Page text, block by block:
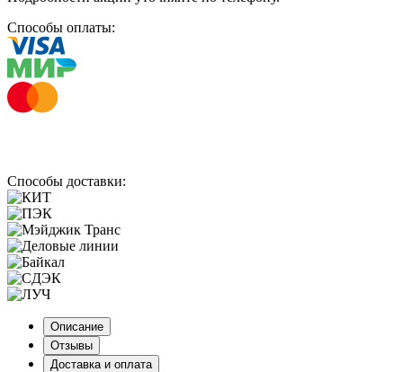
Способы оплаты:
Способы доставки:
Описание
Отзывы
Доставка и оплата